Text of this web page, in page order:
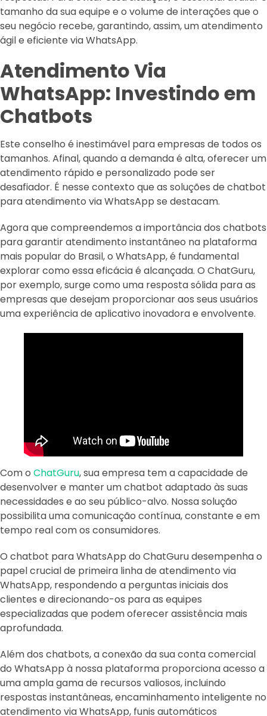
tamanho da sua equipe e o volume de interações que o
seu negócio recebe, garantindo, assim, um atendimento
ágil e eficiente via WhatsApp.
Atendimento Via
WhatsApp: Investindo em
Chatbots
Este conselho é inestimável para empresas de todos os
tamanhos. Afinal, quando a demanda é alta, oferecer um
atendimento rápido e personalizado pode ser
desafiador. É nesse contexto que as soluções de chatbot
para atendimento via WhatsApp se destacam.
Agora que compreendemos a importância dos chatbots
para garantir atendimento instantâneo na plataforma
mais popular do Brasil, o WhatsApp, é fundamental
explorar como essa eficácia é alcançada. O ChatGuru,
por exemplo, surge como uma resposta sólida para as
empresas que desejam proporcionar aos seus usuários
uma experiência de aplicativo inovadora e envolvente.
Com o ChatGuru, sua empresa tem a capacidade de
desenvolver e manter um chatbot adaptado às suas
necessidades e ao seu público-alvo. Nossa solução
possibilita uma comunicação contínua, constante e em
tempo real com os consumidores.
O chatbot para WhatsApp do ChatGuru desempenha o
papel crucial de primeira linha de atendimento via
WhatsApp, respondendo a perguntas iniciais dos
clientes e direcionando-os para as equipes
especializadas que podem oferecer assistência mais
aprofundada.
Além dos chatbots, a conexão da sua conta comercial
do WhatsApp à nossa plataforma proporciona acesso a
uma ampla gama de recursos valiosos, incluindo
respostas instantâneas, encaminhamento inteligente no
atendimento via WhatsApp, funis automáticos